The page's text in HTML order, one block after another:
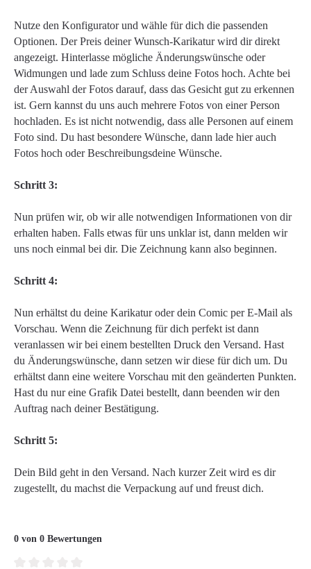
Nutze den Konfigurator und wähle für dich die passenden
Optionen. Der Preis deiner Wunsch-Karikatur wird dir direkt
angezeigt. Hinterlasse mögliche Änderungswünsche oder
Widmungen und lade zum Schluss deine Fotos hoch. Achte bei
der Auswahl der Fotos darauf, dass das Gesicht gut zu erkennen
ist. Gern kannst du uns auch mehrere Fotos von einer Person
hochladen. Es ist nicht notwendig, dass alle Personen auf einem
Foto sind. Du hast besondere Wünsche, dann lade hier auch
Fotos hoch oder Beschreibungsdeine Wünsche.
Schritt 3:
Nun prüfen wir, ob wir alle notwendigen Informationen von dir
erhalten haben. Falls etwas für uns unklar ist, dann melden wir
uns noch einmal bei dir. Die Zeichnung kann also beginnen.
Schritt 4:
Nun erhältst du deine Karikatur oder dein Comic per E-Mail als
Vorschau. Wenn die Zeichnung für dich perfekt ist dann
veranlassen wir bei einem bestellten Druck den Versand. Hast
du Änderungswünsche, dann setzen wir diese für dich um. Du
erhältst dann eine weitere Vorschau mit den geänderten Punkten.
Hast du nur eine Grafik Datei bestellt, dann beenden wir den
Auftrag nach deiner Bestätigung.
Schritt 5:
Dein Bild geht in den Versand. Nach kurzer Zeit wird es dir
zugestellt, du machst die Verpackung auf und freust dich.
0 von 0 Bewertungen